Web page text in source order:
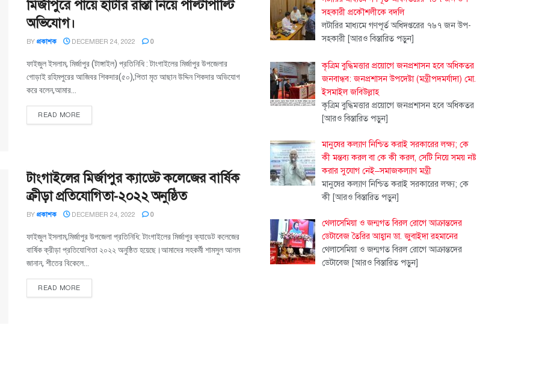
মির্জাপুরে পায়ে হাঁটার রাস্তা নিয়ে পাল্টাপাল্টি
অভিযোগ।
BY প্রকাশক DECEMBER 24, 2022 0
ফাইজুল ইসলাম, মির্জাপুর (টাঙ্গাইল) প্রতিনিধি : টাংগাইলের মির্জাপুর উপজেলার
গোড়াই রহিমপুরের আজিবর শিকদার(৫০),পিতা মৃত আছান উদ্দিন শিকদার অভিযোগ
করে বলেন,আমার...
READ MORE
টাংগাইলের মির্জাপুর ক্যাডেট কলেজের বার্ষিক
ক্রীড়া প্রতিযোগিতা-২০২২ অনুষ্ঠিত
BY প্রকাশক DECEMBER 24, 2022 0
ফাইজুল ইসলাম,মির্জাপুর উপজেলা প্রতিনিধি: টাংগাইলের মির্জাপুর ক্যাডেট কলেজের
বার্ষিক ক্রীড়া প্রতিযোগিতা ২০২২ অনুষ্ঠিত হয়েছে।আমাদের সহকর্মী শামসুল আলম
জানান, শীতের বিকেলে...
READ MORE
সহকারী প্রকৌশলীকে বদলি
লটারির মাধ্যমে গণপূর্ত অধিদপ্তরের ৭৬৭ জন উপ-
সহকারী [আরও বিস্তারিত পড়ুন]
কৃত্রিম বুদ্ধিমত্তার প্রয়োগে জনপ্রশাসন হবে অধিকতর
জনবান্ধব: জনপ্রশাসন উপদেষ্টা (মন্ত্রীপদমর্যাদা) মো.
ইসমাইল জবিউল্লাহ
কৃত্রিম বুদ্ধিমত্তার প্রয়োগে জনপ্রশাসন হবে অধিকতর
[আরও বিস্তারিত পড়ুন]
মানুষের কল্যাণ নিশ্চিত করাই সরকারের লক্ষ্য; কে
কী মন্তব্য করল বা কে কী করল, সেটি নিয়ে সময় নষ্ট
করার সুযোগ নেই–সমাজকল্যাণ মন্ত্রী
মানুষের কল্যাণ নিশ্চিত করাই সরকারের লক্ষ্য; কে
কী [আরও বিস্তারিত পড়ুন]
থেলাসেমিয়া ও জন্মগত বিরল রোগে আক্রান্তদের
ডেটাবেজ তৈরির আহ্বান ডা. জুবাইদা রহমানের
থেলাসেমিয়া ও জন্মগত বিরল রোগে আক্রান্তদের
ডেটাবেজ [আরও বিস্তারিত পড়ুন]